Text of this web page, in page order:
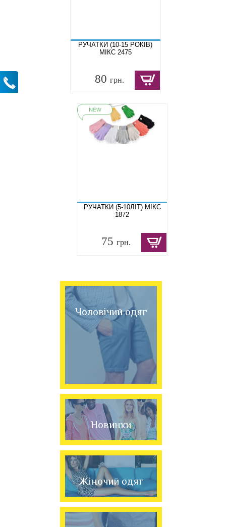
РУЧАТКИ (10-15 РОКІВ)
МІКС 2475
80грн.
РУЧАТКИ (5-10ЛІТ) МІКС
1872
75грн.
Чоловічий одяг
Новинки
Жіночий одяг